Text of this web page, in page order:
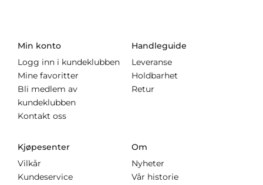
Min konto
Logg inn i kundeklubben
Mine favoritter
Bli medlem av
kundeklubben
Kontakt oss
Handleguide
Leveranse
Holdbarhet
Retur
Kjøpesenter
Vilkår
Kundeservice
Om
Nyheter
Vår historie